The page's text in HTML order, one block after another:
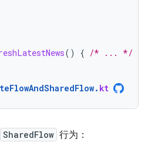
() { /* ... */
. kt
SharedFlow 行为：